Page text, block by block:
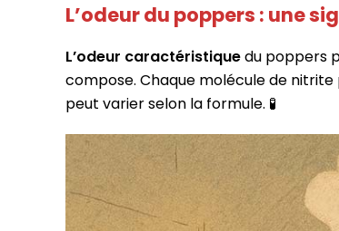
L’odeur du poppers : une
L’odeur caractéristiquedu poppers
compose. Chaque molécule de
peut varier selon la formule. 🧪